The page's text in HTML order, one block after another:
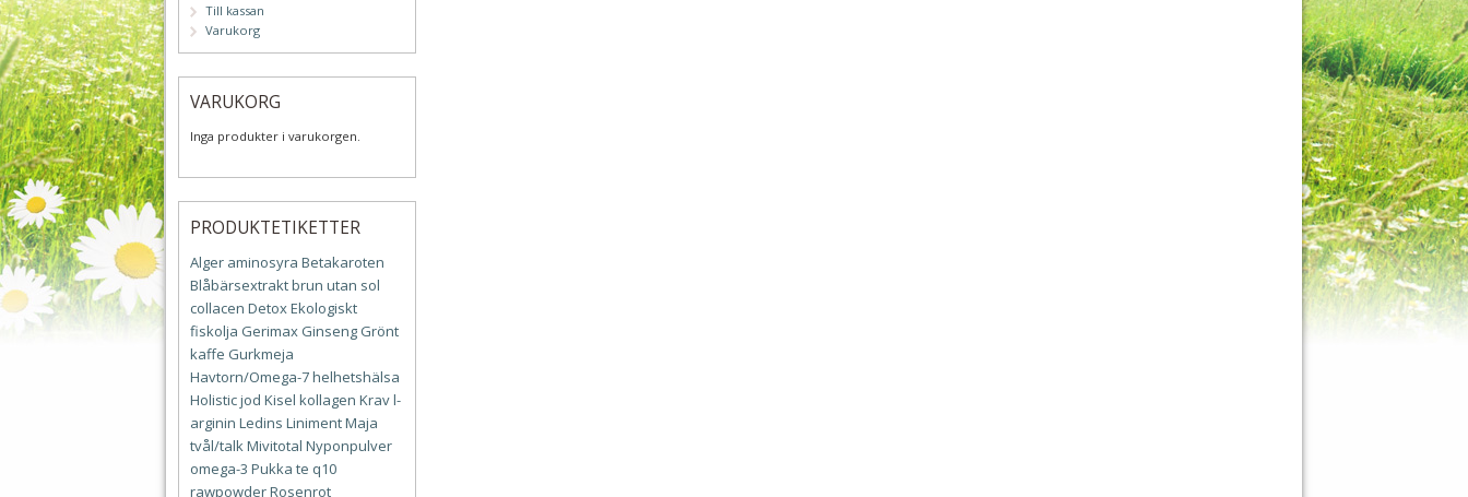
Till kassan
Varukorg
VARUKORG
Inga produkter i varukorgen.
PRODUKTETIKETTER
Alger aminosyra Betakaroten
Blåbärsextraktbrun utan sol
collacen DetoxEkologiskt
fiskolja Gerimax Ginseng Grönt
kaffe Gurkmeja
Havtorn/Omega-7helhetshälsa
Holisticjod Kisel kollagen Kravl-
arginin Ledins LinimentMaja
tvål/talkMivitotal Nyponpulver
omega-3 Pukka te q10
rawpowderRosenrot